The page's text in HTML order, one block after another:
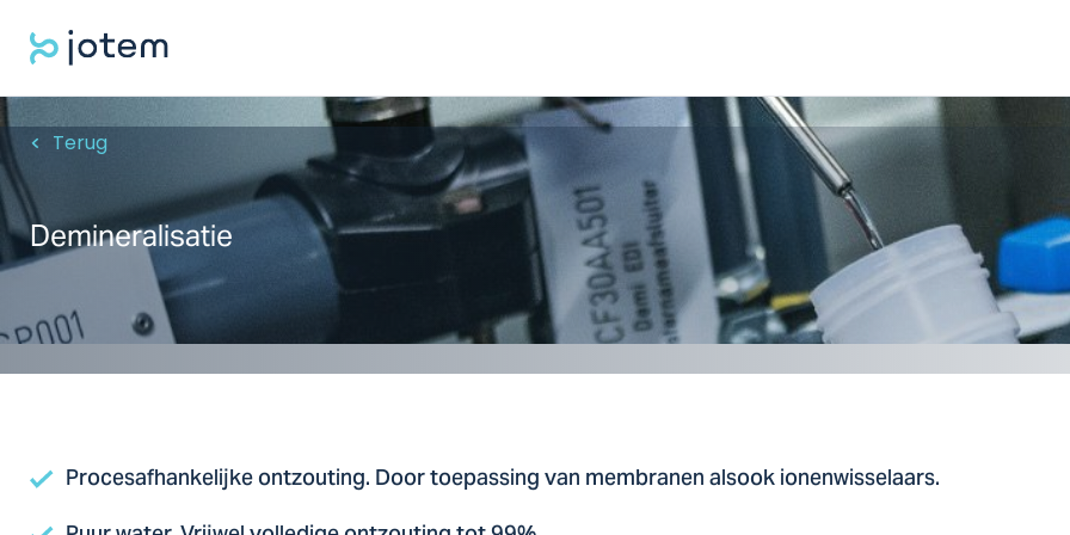
Terug
Demineralisatie
Procesafhankelijke ontzouting. Door toepassing van membranen alsook ionenwisselaars.